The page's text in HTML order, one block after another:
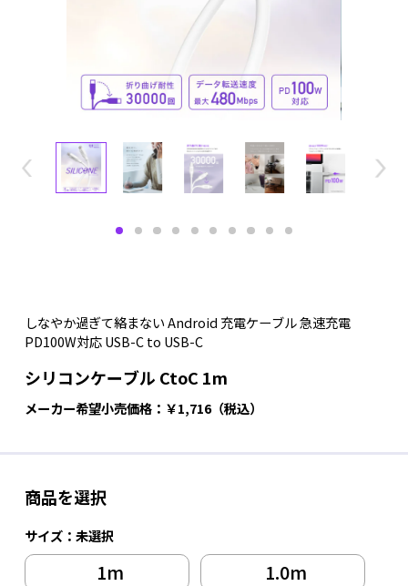
しなやか過ぎて絡まない Android 充電ケーブル 急速充電
PD100W対応 USB-C to USB-C
シリコンケーブル CtoC 1m
メーカー希望小売価格：￥1,716（税込）
商品を選択
サイズ： 未選択
1m 1.0m